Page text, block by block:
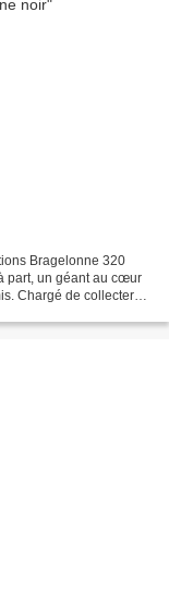
Bragelonne 320
part, un géant au cœur
Chargé de collecter